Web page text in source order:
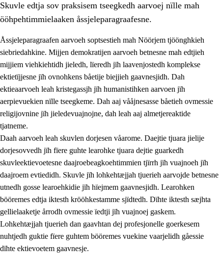
1. Lïerehtimmien aarvoevåarome
1.1 Almetjeaarvoe
1.2 Identiteete jïh kulturellen gellievoete
1.3
1.4
Skaepiedimmievoeteaavoe, eadtjohkevoete jïh
goerehtimmievæljoe
1.5 Eatnemem krööhkestidh jïh byjresegoerkesevoete
1.6 Demokratije jïh meatanårrome
Skuvle edtja sov praksisem tseegkedh aarvoej nïlle mah
ööhpehtimmielaaken åssjeleparagraafesne.
Åssjeleparagraafen aarvoeh soptsestieh mah Nöörjem tjöönghkieh
siebriedahkine. Mijjen demokratijen aarvoeh betnesne mah edtjieh
mijjiem viehkiehtidh jieledh, lïeredh jïh laavenjostedh komplekse
ektietïjjesne jïh ovnohkens båetije biejjieh gaavnesjidh. Dah
ektieaarvoeh leah kristegassjh jïh humanistihken aarvoen jïh
aerpievuekien nïlle tseegkeme. Dah aaj vååjnesasse båetieh ovmessie
religijovnine jïh jieledevuajnojne, dah leah aaj almetjereaktide
tjatneme.
Daah aarvoeh leah skuvlen dorjesen våarome. Daejtie tjuara jielije
dorjesovvedh jïh fïere guhte learohke tjuara dejtie guarkedh
skuvleektievoetesne daajroebeagkoehtimmien tjïrrh jïh vuajnoeh jïh
daajroem evtiedidh. Skuvle jïh lohkehtæjjah tjuerieh aarvojde betnesne
utnedh gosse learoehkidie jïh hïejmem gaavnesjidh. Learohken
bööremes edtja iktesth krööhkestamme sjïdtedh. Dïhte iktesth sæjhta
gellielaaketje årrodh ovmessie ïedtji jïh vuajnoej gaskem.
Lohkehtæjjah tjuerieh dan gaavhtan dej profesjonelle goerkesem
nuhtjedh guktie fïere guhtem bööremes vuekine vaarjelidh gåessie
dïhte ektievoetem gaavnesje.